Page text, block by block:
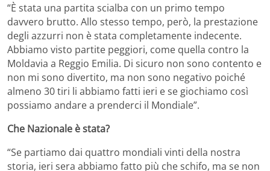
“È stata una partita scialba con un primo tempo
davvero brutto. Allo stesso tempo, però, la prestazione
degli azzurri non è stata completamente indecente.
Abbiamo visto partite peggiori, come quella contro la
Moldavia a Reggio Emilia. Di sicuro non sono contento e
non mi sono divertito, ma non sono negativo poiché
almeno 30 tiri li abbiamo fatti ieri e se giochiamo così
possiamo andare a prenderci il Mondiale”.
Che Nazionale è stata?
“Se partiamo dai quattro mondiali vinti della nostra
storia, ieri sera abbiamo fatto più che schifo, ma se non